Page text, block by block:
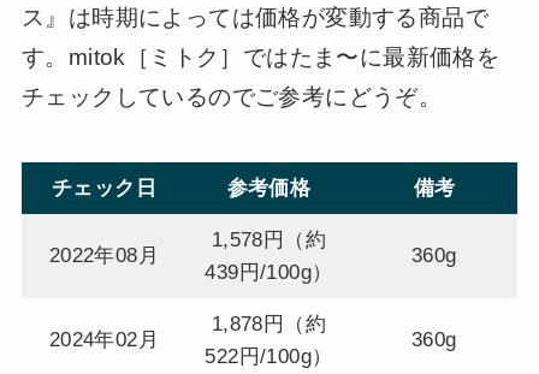
ス』は時期によっては価格が変動する商品で
す。mitok［ミトク］ではたま〜に最新価格を
チェックしているのでご参考にどうぞ。
チェック日 参考価格 備考
2022年08月
1,578円（約
439円/100g）
360g
2024年02月
1,878円（約
522円/100g）
360g